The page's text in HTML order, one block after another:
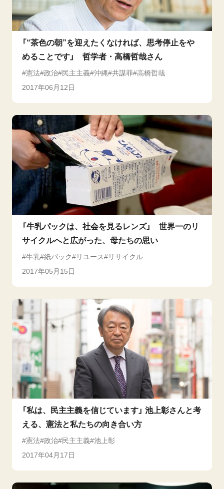
「“茶色の朝”を迎えたくなければ、思考停止をや
めることです」 哲学者・高橋哲哉さん
憲法 政治 民主主義 沖縄 共謀罪 高橋哲哉
2017年06月12日
「牛乳パックは、社会を見るレンズ」 世界一のリ
サイクルへと広がった、母たちの思い
牛乳 紙パック リユース
リサイクル
2017年05月15日
「私は、民主主義を信じています」 池上彰さんと考
える、憲法と私たちの向き合い方
憲法 政治 民主主義 池上彰
2017年04月17日